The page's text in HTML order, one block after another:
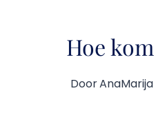
Hoe
Door